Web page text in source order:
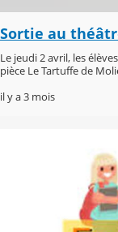
Sortie au
Le jeudi 2 avril, les
pièce Le Tartuffe de
il y a 3 mois